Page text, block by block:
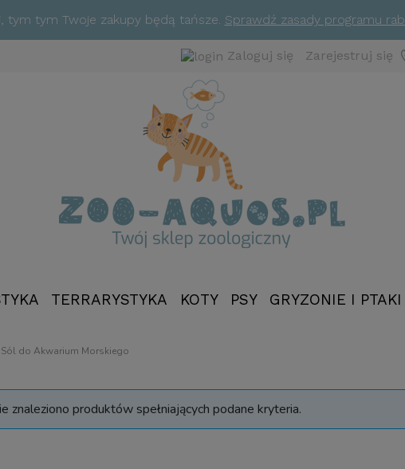
tym tym Twoje zakupy będą tańsze. Sprawdź zasady programu
Zaloguj się Zarejestruj się
TERRARYSTYKA KOTY PSY GRYZONIE I PTAKI
Sól do Akwarium Morskiego
znaleziono produktów spełniających podane kryteria.